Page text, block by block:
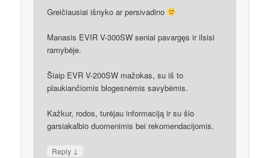
Greičiausiai išnyko ar persivadino
Manasis EVIR V-300SW seniai pavargęs ir ilsisi
ramybėje.
Šiaip EVR V-200SW mažokas, su iš to
plaukiančiomis blogesnėmis savybėmis.
Kažkur, rodos, turėjau informaciją ir su šio
garsiakalbio duomenimis bei rekomendacijomis.
Reply ↓